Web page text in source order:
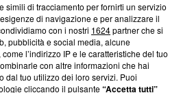
trasparenti su Blasting
e su come ci impegniamo a
afferma la nostra aderenza a
Blasting News non è
ma ha richiesto di farne
ancora effettuato una verifica di
simili di tracciamento per fornirti un servizio
di navigazione e per analizzare il
con i nostri 1624partner che si
pubblicità e social media, alcune
l’indirizzo IP e le caratteristiche del tuo
con altre informazioni che hai
dal tuo utilizzo dei loro servizi. Puoi
cliccando il pulsante“Accetta tutti”